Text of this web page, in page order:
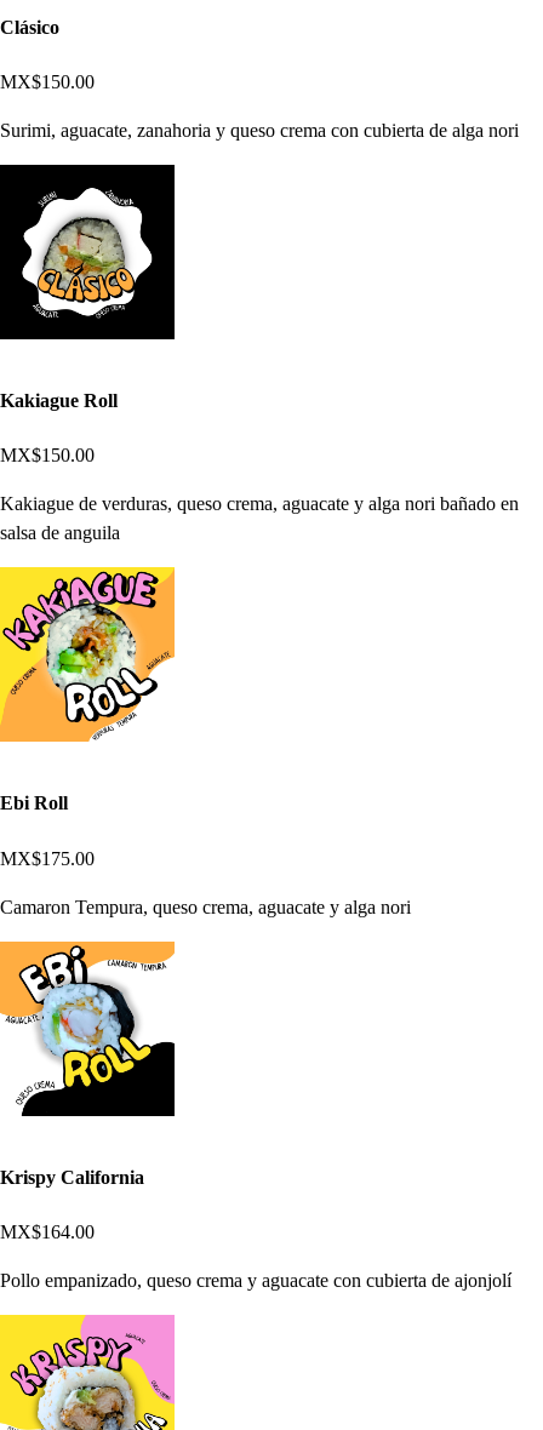
Clásico
MX$150.00
Surimi, aguacate, zanahoria y queso crema con cubierta de alga nori
Kakiague Roll
MX$150.00
Kakiague de verduras, queso crema, aguacate y alga nori bañado en
salsa de anguila
Ebi Roll
MX$175.00
Camaron Tempura, queso crema, aguacate y alga nori
Krispy California
MX$164.00
Pollo empanizado, queso crema y aguacate con cubierta de ajonjolí